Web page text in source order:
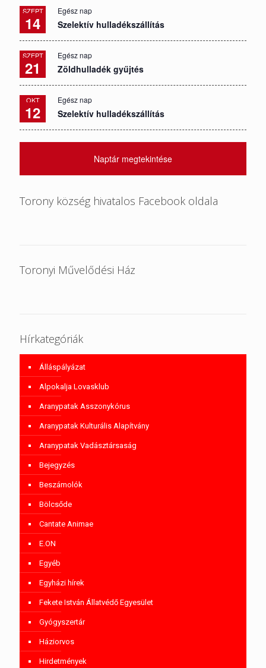
SZEPT
14
Egész nap
Szelektív hulladékszállítás
SZEPT
21
Egész nap
Zöldhulladék gyűjtés
OKT
12
Egész nap
Szelektív hulladékszállítás
Naptár megtekintése
Torony község hivatalos Facebook oldala
Toronyi Művelődési Ház
Hírkategóriák
Álláspályázat
Alpokalja Lovasklub
Aranypatak Asszonykórus
Aranypatak Kulturális Alapítvány
Aranypatak Vadásztársaság
Bejegyzés
Beszámolók
Bölcsőde
Cantate Animae
E.ON
Egyéb
Egyházi hírek
Fekete István Állatvédő Egyesület
Gyógyszertár
Háziorvos
Hirdetmények